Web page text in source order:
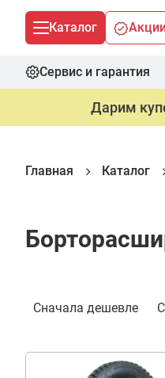
Каталог
Сервис и гарантия
Дарим
Главная Каталог
Сначала дешевле
Фильтр